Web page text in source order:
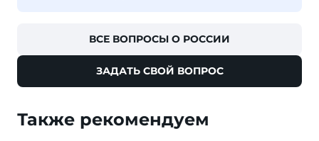
ВСЕ ВОПРОСЫ О РОССИИ
ЗАДАТЬ СВОЙ ВОПРОС
Также рекомендуем